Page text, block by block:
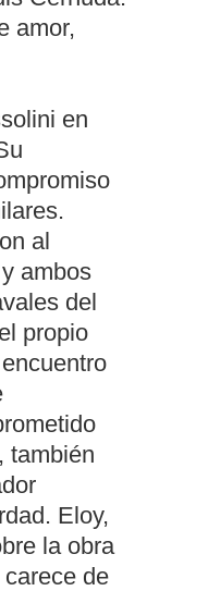
amor,
en
al
ambos
del
propio
también
Eloy,
la obra
de